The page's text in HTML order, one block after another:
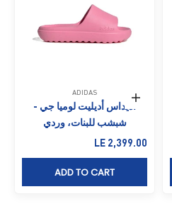
حدِّد الخيارات
ADIDAS
أديداس أديليت لوميا جي -
شبشب للبنات، وردي
السعر بعد الخصم
LE 2,399.00
ADD TO CART